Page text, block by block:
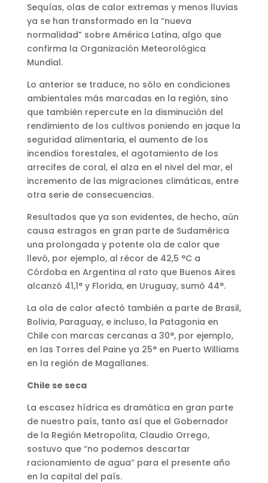
Sequías, olas de calor extremas y menos lluvias
ya se han transformado en la “nueva
normalidad” sobre América Latina, algo que
confirma la Organización Meteorológica
Mundial.
Lo anterior se traduce, no sólo en condiciones
ambientales más marcadas en la región, sino
que también repercute en la disminución del
rendimiento de los cultivos poniendo en jaque la
seguridad alimentaria, el aumento de los
incendios forestales, el agotamiento de los
arrecifes de coral, el alza en el nivel del mar, el
incremento de las migraciones climáticas, entre
otra serie de consecuencias.
Resultados que ya son evidentes, de hecho, aún
causa estragos en gran parte de Sudamérica
una prolongada y potente ola de calor que
llevó, por ejemplo, al récor de 42,5 °C a
Córdoba en Argentina al rato que Buenos Aires
alcanzó 41,1° y Florida, en Uruguay, sumó 44°.
La ola de calor afectó también a parte de Brasil,
Bolivia, Paraguay, e incluso, la Patagonia en
Chile con marcas cercanas a 30°, por ejemplo,
en las Torres del Paine ya 25° en Puerto Williams
en la región de Magallanes.
Chile se seca
La escasez hídrica es dramática en gran parte
de nuestro país, tanto así que el Gobernador
de la Región Metropolita, Claudio Orrego,
sostuvo que “no podemos descartar
racionamiento de agua” para el presente año
en la capital del país.